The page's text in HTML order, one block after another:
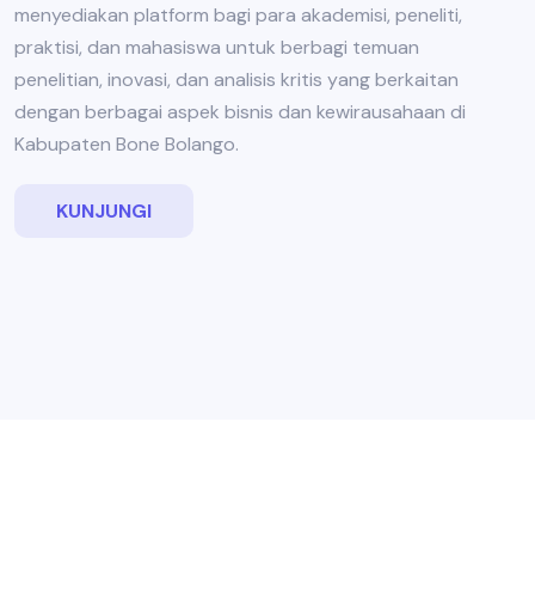
menyediakan platform bagi para akademisi, peneliti,
praktisi, dan mahasiswa untuk berbagi temuan
penelitian, inovasi, dan analisis kritis yang berkaitan
dengan berbagai aspek bisnis dan kewirausahaan di
Kabupaten Bone Bolango.
KUNJUNGI